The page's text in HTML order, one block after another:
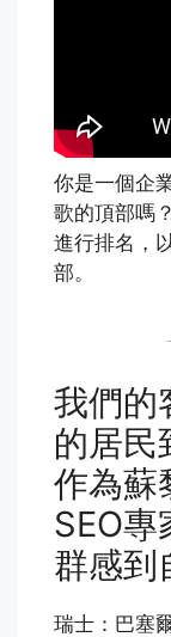
你是一個企
歌的頂部嗎
進行排名，
部。
我們的
的居民
作為蘇
SEO專
群感到
瑞士：巴塞